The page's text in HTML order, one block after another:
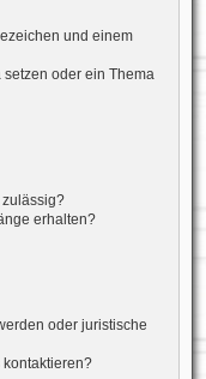
und einem
oder ein Thema
erhalten?
oder juristische
kontaktieren?